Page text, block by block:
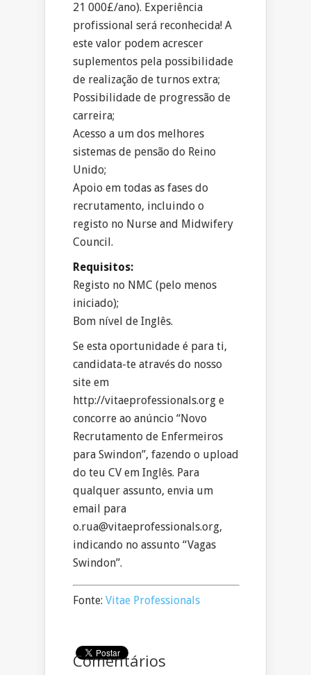
21 000£/ano). Experiência
profissional será reconhecida! A
este valor podem acrescer
suplementos pela possibilidade
de realização de turnos extra;
Possibilidade de progressão de
carreira;
Acesso a um dos melhores
sistemas de pensão do Reino
Unido;
Apoio em todas as fases do
recrutamento, incluindo o
registo no Nurse and Midwifery
Council.
Requisitos:
Registo no NMC (pelo menos
iniciado);
Bom nível de Inglês.
Se esta oportunidade é para ti,
candidata-te através do nosso
site em
http://vitaeprofessionals.org e
concorre ao anúncio “Novo
Recrutamento de Enfermeiros
para Swindon”, fazendo o upload
do teu CV em Inglês. Para
qualquer assunto, envia um
email para
o.rua@vitaeprofessionals.org,
indicando no assunto “Vagas
Swindon”.
Fonte: Vitae Professionals
Comentários